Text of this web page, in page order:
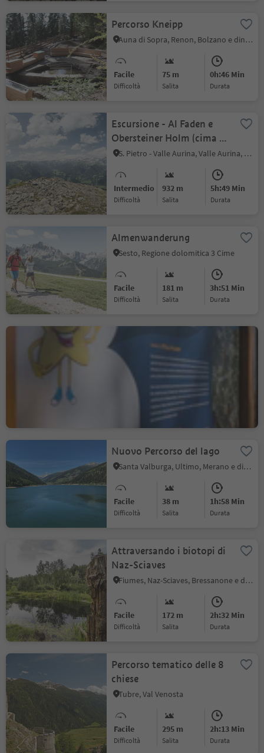
Percorso Kneipp
Auna di Sopra, Renon, Bolzano e dintorni
Facile
Difficoltà
75 m
Salita
0h:46 Min
durata
Escursione - Al Faden e
Obersteiner Holm (cima di
Sassalto)
S. Pietro - Valle Aurina, Valle Aurina, Valle Aurina
Intermedio
Difficoltà
932 m
Salita
5h:49 Min
durata
Almenwanderung
Sesto, Regione dolomitica 3 Cime
Facile
Difficoltà
181 m
Salita
3h:51 Min
durata
Sentiero delle Stelle da
San Valentino a
Collepietra
Intermedio 334 m
Salita
Nuovo Percorso del lago
Santa Valburga, Ultimo, Merano e dintorni
Facile
Difficoltà
38 m
Salita
1h:58 Min
durata
Attraversando i biotopi di
Naz-Sciaves
Fiumes, Naz-Sciaves, Bressanone e dintorni
Facile
Difficoltà
172 m
Salita
2h:32 Min
durata
Percorso tematico delle 8
chiese
Tubre, Val Venosta
Facile
Difficoltà
295 m
Salita
2h:13 Min
durata